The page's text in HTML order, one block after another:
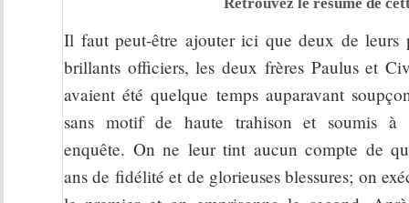
Il faut peut-être ajouter ici que deux de leurs
brillants officiers, les deux frères Paulus et
avaient été quelque temps auparavant
sans motif de haute trahison et soumis à
enquête. On ne leur tint aucun compte de
ans de fidélité et de glorieuses blessures; on